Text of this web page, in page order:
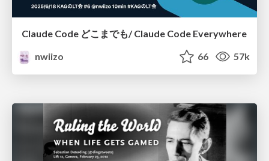
Claude Code どこまでも/ Claude Code Everywhere
nwiizo
66 57k